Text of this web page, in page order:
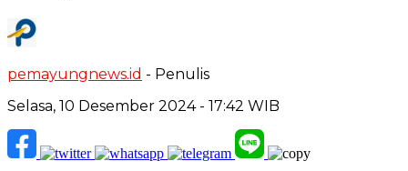
pemayungnews.id - Penulis
Selasa, 10 Desember 2024 - 17:42 WIB